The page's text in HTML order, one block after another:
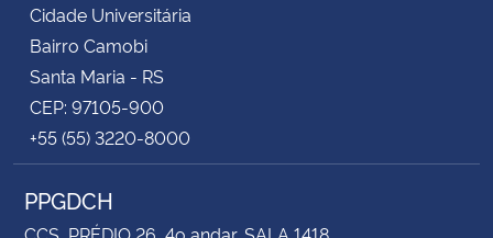
Secretaria-Geral
Secretaria de Governo
Gabinete de Segurança Institucional
Advocacia-Geral da União
Cidade Universitária
Bairro Camobi
Santa Maria - RS
CEP: 97105-900
+55 (55) 3220-8000
PPGDCH
CCS, PRÉDIO 26, 4o andar, SALA 1418